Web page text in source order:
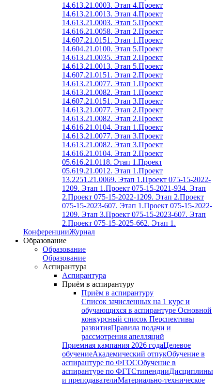
14.613.21.0003. Этап 4.Проект
14.613.21.0013. Этап 4.Проект
14.613.21.0003. Этап 5.Проект
14.616.21.0058. Этап 2.Проект
14.607.21.0151. Этап 1.Проект
14.604.21.0100. Этап 5.Проект
14.613.21.0035. Этап 2.Проект
14.613.21.0013. Этап 5.Проект
14.607.21.0151. Этап 2.Проект
14.613.21.0077. Этап 1.Проект
14.613.21.0082. Этап 1.Проект
14.607.21.0151. Этап 3.Проект
14.613.21.0077. Этап 2.Проект
14.613.21.0082. Этап 2.Проект
14.616.21.0104. Этап 1.Проект
14.613.21.0077. Этап 3.Проект
14.613.21.0082. Этап 3.Проект
14.616.21.0104. Этап 2.Проект
05.616.21.0118. Этап 1.Проект
05.619.21.0012. Этап 1.Проект
13.2251.21.0069. Этап 1.Проект 075-15-2022-
1209. Этап 1.Проект 075-15-2021-934. Этап
2.Проект 075-15-2022-1209. Этап 2.Проект
075-15-2023-607. Этап 1.Проект 075-15-2022-
1209. Этап 3.Проект 075-15-2023-607. Этап
2.Проект 075-15-2025-662. Этап 1.
КонференцииЖурнал
Образование
Образование
Образование
Аспирантура
Аспирантура
Приём в аспирантуру
Приём в аспирантуру
Список зачисленных на 1 курс и
обучающихся в аспирантуре Основной
конкурсный список Перспективы
развитияПравила подачи и
рассмотрения апелляций
Приемная кампания 2026 годаЦелевое
обучениеАкадемический отпукОбучение в
аспирантуре по ФГОСОбучение в
аспирантуре по ФГТСтипендииДисциплины
и преподавателиМатериально-техническое